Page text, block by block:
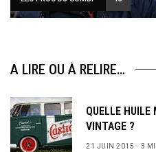
A LIRE OU À RELIRE…
QUELLE HUILE
VINTAGE ?
21 JUIN 2015 3